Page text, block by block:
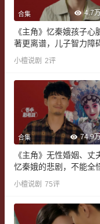
合集 4.7
《主角》忆秦娥孩子心
著更离谱，儿子智力障
摔死丨书中剧有戏
小檀说剧 2评
合集 74.9
《主角》无性婚姻、丈
忆秦娥的悲剧，不能全
丨书中剧有戏
小檀说剧 75评